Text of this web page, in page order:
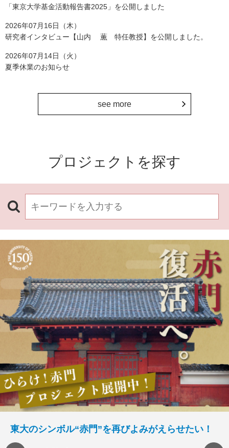
「東京大学基金活動報告書2025」を公開しました
2026年07月16日（木）
研究者インタビュー【山内 薫 特任教授】を公開しました。
2026年07月14日（火）
夏季休業のお知らせ
see more
プロジェクトを探す
東大のシンボル“赤門”を再びよみがえらせたい！